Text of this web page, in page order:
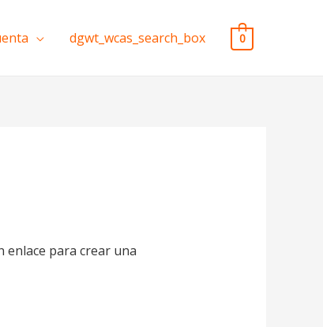
dgwt_wcas_search_box 0
enlace para crear una